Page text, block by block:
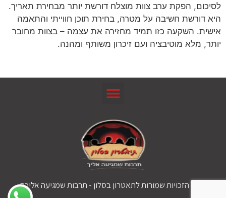
לסיכום, הפקת ערב צוות מוצלח דורשת יותר מבחירת תאריך.
היא דורשת חשיבה על מטרה, בחירת תוכן חווייתי והתאמה
אישית. השקעה כזו תמיד מחזירה את עצמה – בצוות מחובר
יותר, מלא מוטיבציה ועם זיכרון משותף ומהנה.
© כל הזכויות שמורות לתאטרון בסלון - תרבות שמגיעה אליכם